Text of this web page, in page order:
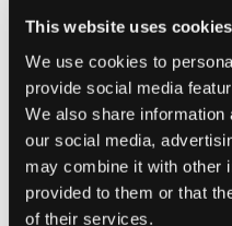
This website uses cookies
We use cookies to
provide social media
We also share
our social media,
may combine it with other
provided to them or that
of their services.
VÄLJ
Fri frakt
Öppet köpi 60 dagar
Leverans2-4 vardagar